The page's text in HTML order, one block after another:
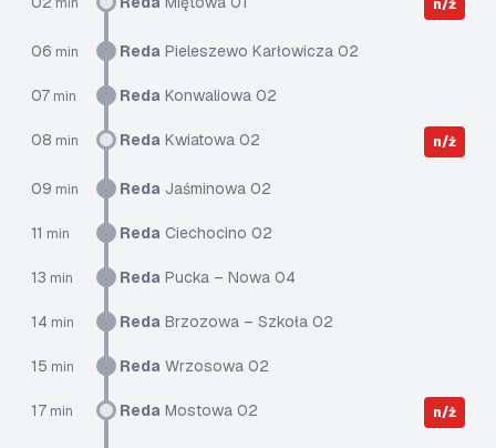
n/ż
06 min Reda Pieleszewo Karłowicza 02
07 min Reda Konwaliowa 02
08 min Reda Kwiatowa 02 n/ż
09 min Reda Jaśminowa 02
11 min Reda Ciechocino 02
13 min Reda Pucka – Nowa 04
14 min Reda Brzozowa – Szkoła 02
15 min Reda Wrzosowa 02
17 min Reda Mostowa 02 n/ż